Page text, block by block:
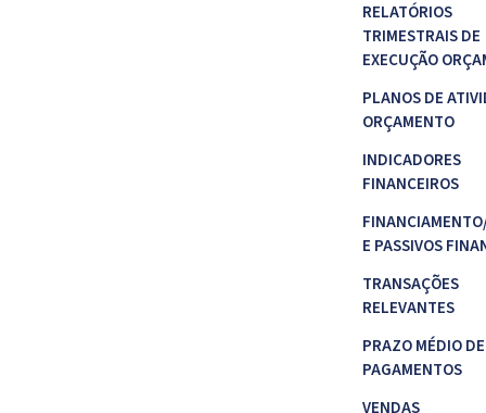
RELATÓRIOS
TRIMESTRAIS DE
EXECUÇÃO
PLANOS DE
ORÇAMENTO
INDICADORES
FINANCEIROS
E PASSIVOS
TRANSAÇÕES
RELEVANTES
PRAZO MÉDIO DE
PAGAMENTOS
VENDAS